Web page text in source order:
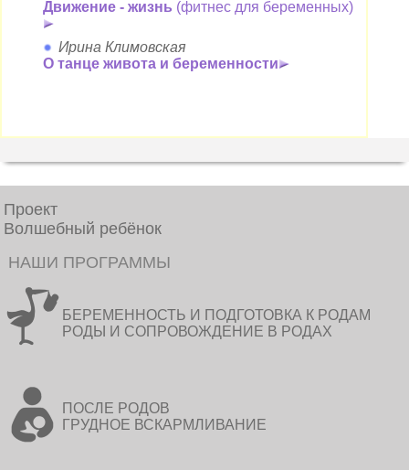
Движение - жизнь (фитнес для беременных)
Ирина Климовская
О танце живота и беременности
Проект
Волшебный ребёнок
НАШИ ПРОГРАММЫ
БЕРЕМЕННОСТЬ И ПОДГОТОВКА К РОДАМ
РОДЫ И СОПРОВОЖДЕНИЕ В РОДАХ
ПОСЛЕ РОДОВ
ГРУДНОЕ ВСКАРМЛИВАНИЕ